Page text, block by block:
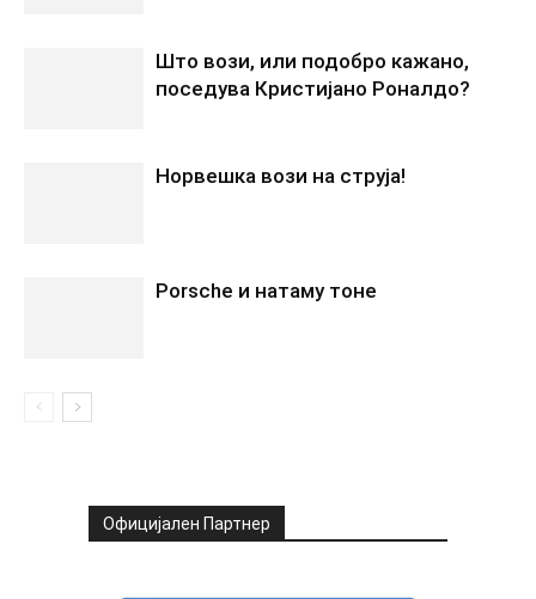
Што вози, или подобро кажано,
поседува Кристијано Роналдо?
Норвешка вози на струја!
Porsche и натаму тоне
Официјален Партнер